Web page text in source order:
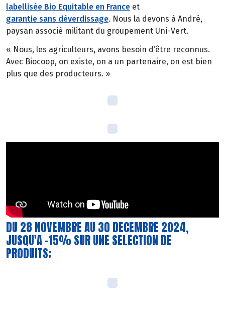
labellisée Bio Equitable en France et
garantie sans déverdissage. Nous la devons à André,
paysan associé militant du groupement Uni-Vert.
« Nous, les agriculteurs, avons besoin d’être reconnus.
Avec Biocoop, on existe, on a un partenaire, on est bien
plus que des producteurs. »
DU 28 NOVEMBRE AU 30 DECEMBRE 2024,
JUSQU'A -15% SUR UNE SELECTION DE
PRODUITS;